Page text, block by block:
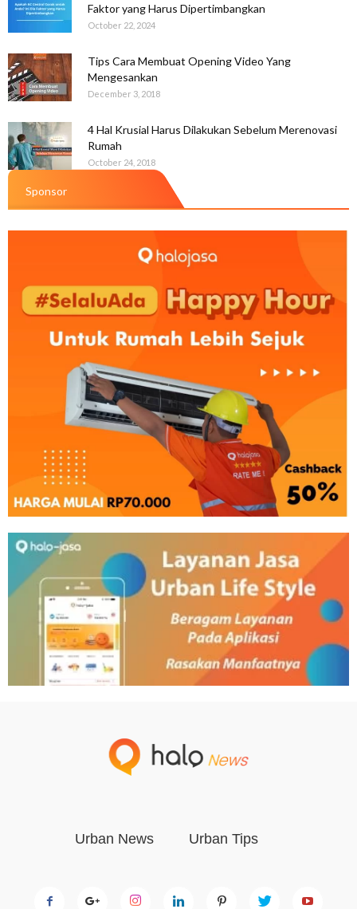
Faktor yang Harus Dipertimbangkan
October 22, 2024
Tips Cara Membuat Opening Video Yang
Mengesankan
December 3, 2018
4 Hal Krusial Harus Dilakukan Sebelum Merenovasi
Rumah
October 24, 2018
Sponsor
Urban News Urban Tips